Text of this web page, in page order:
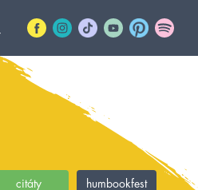
citáty humbookfest